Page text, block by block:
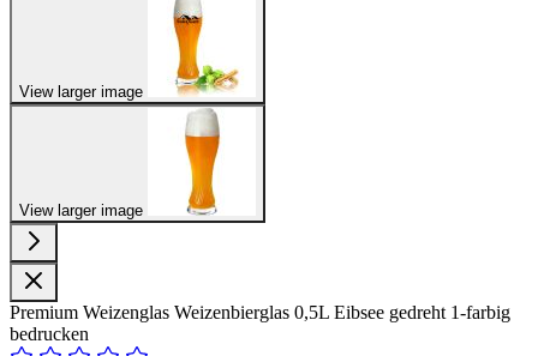
View larger image
View larger image
Premium Weizenglas Weizenbierglas 0,5L Eibsee gedreht 1-farbig
bedrucken